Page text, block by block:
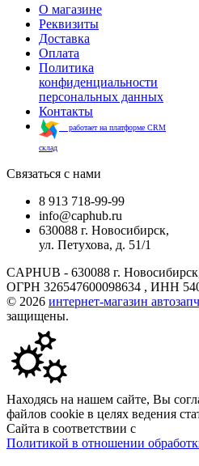
О магазине
Реквизиты
Доставка
Оплата
Политика
конфиденциальности
персональных данных
Контакты
работает на платформе CRM
склад
Связаться с нами
8 913 718-99-99
info@caphub.ru
630088 г. Новосибирск,
ул. Петухова, д. 51/1
CAPHUB - 630088 г.
ОГРН 326547600098634 , ИНН
© 2026 интернет-магазин
защищены.
Находясь на нашем сайте, Вы
файлов cookie в целях ведения
Сайта в соответствии с
Политикой в отношении